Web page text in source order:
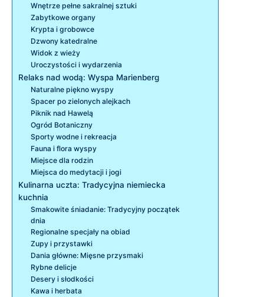
Wnętrze pełne sakralnej sztuki
Zabytkowe organy
Krypta i grobowce
Dzwony katedralne
Widok z wieży
Uroczystości i wydarzenia
Relaks nad wodą: Wyspa Marienberg
Naturalne piękno wyspy
Spacer po zielonych alejkach
Piknik nad Hawelą
Ogród Botaniczny
Sporty wodne i rekreacja
Fauna i flora wyspy
Miejsce dla rodzin
Miejsca do medytacji i jogi
Kulinarna uczta: Tradycyjna niemiecka
kuchnia
Smakowite śniadanie: Tradycyjny początek
dnia
Regionalne specjały na obiad
Zupy i przystawki
Dania główne: Mięsne przysmaki
Rybne delicje
Desery i słodkości
Kawa i herbata